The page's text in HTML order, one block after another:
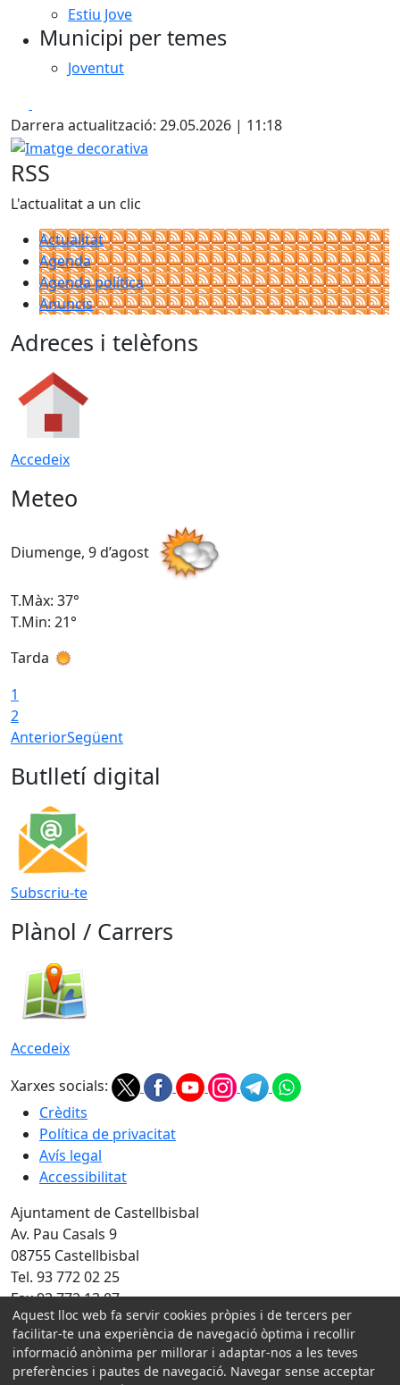
Estiu Jove
Municipi per temes
Joventut
Darrera actualització: 29.05.2026 | 11:18
Imatge decorativa
RSS
L'actualitat a un clic
Actualitat
Agenda
Agenda política
Anuncis
Adreces i telèfons
Accedeix
Meteo
Diumenge, 9 d’agost
T.Màx: 37°
T.Min: 21°
Tarda
1
2
AnteriorSegüent
Butlletí digital
Subscriu-te
Plànol / Carrers
Accedeix
Xarxes socials:
Crèdits
Política de privacitat
Avís legal
Accessibilitat
Ajuntament de Castellbisbal
Av. Pau Casals 9
08755 Castellbisbal
Tel. 93 772 02 25
Fax 93 772 13 07
Amb la col·laboració de:
Aquest lloc web fa servir cookies pròpies i de tercers per
facilitar-te una experiència de navegació òptima i recollir
informació anònima per millorar i adaptar-nos a les teves
preferències i pautes de navegació. Navegar sense acceptar